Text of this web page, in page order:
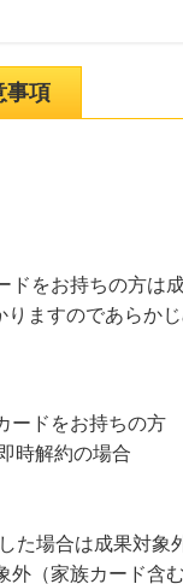
事項
をお持ちの方は
ますのであらかじ
ードをお持ちの方
時解約の場合
場合は成果対象
（家族カード含む